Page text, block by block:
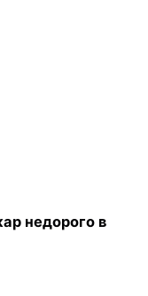
недорого в